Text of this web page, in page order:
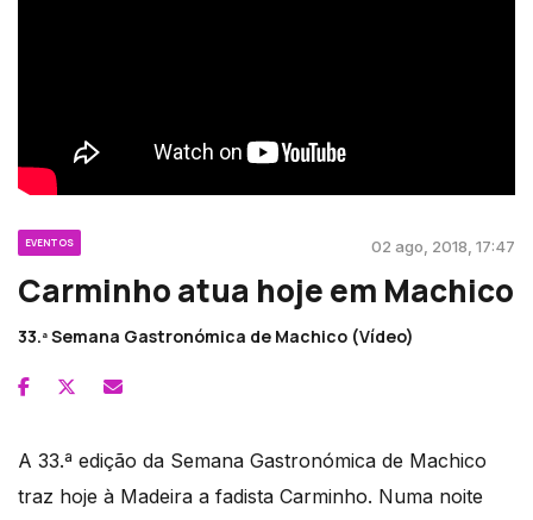
EVENTOS 02 ago, 2018, 17:47
Carminho atua hoje em Machico
33.ª Semana Gastronómica de Machico (Vídeo)
A 33.ª edição da Semana Gastronómica de Machico
traz hoje à Madeira a fadista Carminho. Numa noite